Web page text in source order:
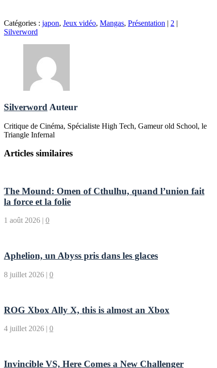
Catégories : japon, Jeux vidéo, Mangas, Présentation | 2 |
Silverword
Silverword Auteur
Critique de Cinéma, Spécialiste High Tech, Gameur old School, le
Triangle Infernal
Articles similaires
The Mound: Omen of Cthulhu, quand l’union fait
la force et la folie
1 août 2026 0
Aphelion, un Abyss pris dans les glaces
8 juillet 2026 | 0
ROG Xbox Ally X, this is almost an Xbox
4 juillet 2026 | 0
Invincible VS, Here Comes a New Challenger